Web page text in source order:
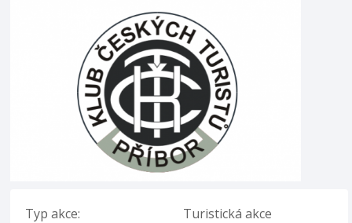
Typ akce:
Turistická akce